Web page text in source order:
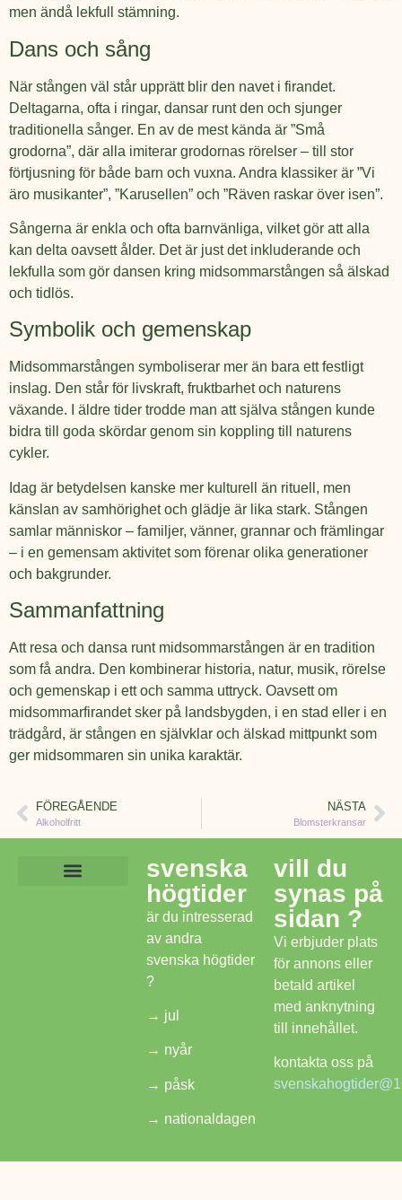
men ändå lekfull stämning.
Dans och sång
När stången väl står upprätt blir den navet i firandet.
Deltagarna, ofta i ringar, dansar runt den och sjunger
traditionella sånger. En av de mest kända är ”Små
grodorna”, där alla imiterar grodornas rörelser – till stor
förtjusning för både barn och vuxna. Andra klassiker är ”Vi
äro musikanter”, ”Karusellen” och ”Räven raskar över isen”.
Sångerna är enkla och ofta barnvänliga, vilket gör att alla
kan delta oavsett ålder. Det är just det inkluderande och
lekfulla som gör dansen kring midsommarstången så älskad
och tidlös.
Symbolik och gemenskap
Midsommarstången symboliserar mer än bara ett festligt
inslag. Den står för livskraft, fruktbarhet och naturens
växande. I äldre tider trodde man att själva stången kunde
bidra till goda skördar genom sin koppling till naturens
cykler.
Idag är betydelsen kanske mer kulturell än rituell, men
känslan av samhörighet och glädje är lika stark. Stången
samlar människor – familjer, vänner, grannar och främlingar
– i en gemensam aktivitet som förenar olika generationer
och bakgrunder.
Sammanfattning
Att resa och dansa runt midsommarstången är en tradition
som få andra. Den kombinerar historia, natur, musik, rörelse
och gemenskap i ett och samma uttryck. Oavsett om
midsommarfirandet sker på landsbygden, i en stad eller i en
trädgård, är stången en självklar och älskad mittpunkt som
ger midsommaren sin unika karaktär.
FÖREGÅENDE
Alkoholfritt
NÄSTA
Blomsterkransar
svenska
högtider
är du intresserad
av andra
svenska högtider
?
→ jul
→ nyår
→ påsk
→ nationaldagen
vill du
synas på
sidan ?
Vi erbjuder plats
för annons eller
betald artikel
med anknytning
till innehållet.
kontakta oss på